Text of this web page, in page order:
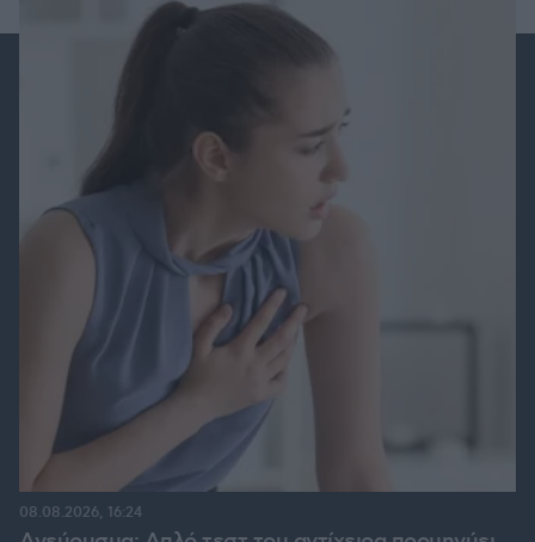
08.08.2026, 16:24